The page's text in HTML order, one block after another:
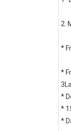
2.
*
*
*
*
*